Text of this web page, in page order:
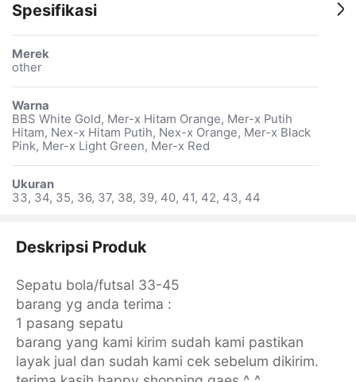
Spesifikasi
Merek
other
Warna
BBS White Gold, Mer-x Hitam Orange, Mer-x Putih
Hitam, Nex-x Hitam Putih, Nex-x Orange, Mer-x Black
Pink, Mer-x Light Green, Mer-x Red
Ukuran
33, 34, 35, 36, 37, 38, 39, 40, 41, 42, 43, 44
Deskripsi Produk
Sepatu bola/futsal 33-45
barang yg anda terima :
1 pasang sepatu
barang yang kami kirim sudah kami pastikan
layak jual dan sudah kami cek sebelum dikirim.